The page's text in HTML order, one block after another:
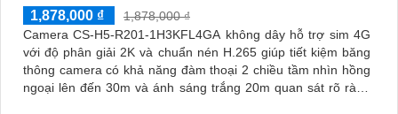
1,878,000 ₫
1,878,000 ₫
Camera CS-H5-R201-1H3KFL4GA không dây hỗ trợ sim 4G
với độ phân giải 2K và chuẩn nén H.265 giúp tiết kiệm băng
thông camera có khả năng đàm thoại 2 chiều tầm nhìn hồng
ngoại lên đến 30m và ánh sáng trắng 20m quan sát rõ ràng